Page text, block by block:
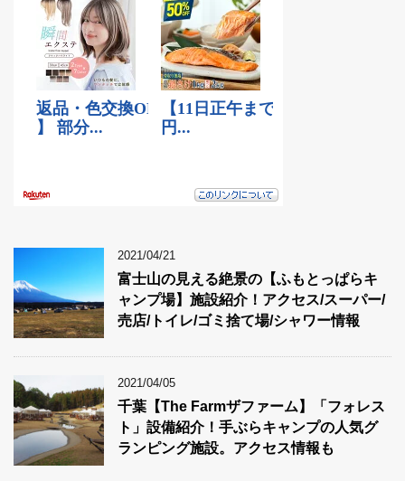
2021/04/21
富士山の見える絶景の【ふもとっぱらキ
ャンプ場】施設紹介！アクセス/スーパー/
売店/トイレ/ゴミ捨て場/シャワー情報
2021/04/05
千葉【The Farmザファーム】「フォレス
ト」設備紹介！手ぶらキャンプの人気グ
ランピング施設。アクセス情報も